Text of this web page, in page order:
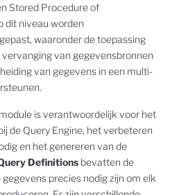
Stored Procedure of
dit niveau worden
waaronder de toepassing
van gegevensbronnen
van gegevens in een multi-
is verantwoordelijk voor het
de Query Engine, het verbeteren
en het genereren van de
Definitions bevatten de
precies nodig zijn om elk